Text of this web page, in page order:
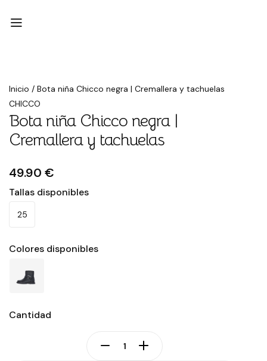
Inicio / Bota niña Chicco negra | Cremallera y tachuelas
CHICCO
Bota niña Chicco negra |
Cremallera y tachuelas
49.90 €
Tallas disponibles
25
Colores disponibles
Cantidad